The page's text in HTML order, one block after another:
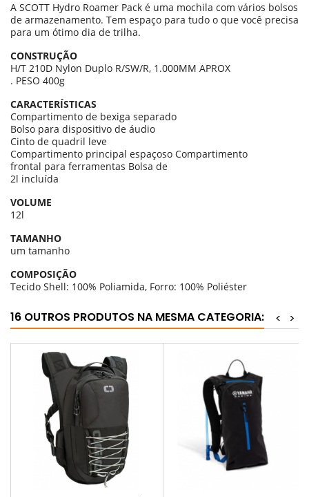
A SCOTT Hydro Roamer Pack é uma mochila com vários bolsos
de armazenamento. Tem espaço para tudo o que você precisa
para um ótimo dia de trilha.
CONSTRUÇÃO
H/T 210D Nylon Duplo R/SW/R, 1.000MM APROX
. PESO 400g
CARACTERÍSTICAS
Compartimento de bexiga separado
Bolso para dispositivo de áudio
Cinto de quadril leve
Compartimento principal espaçoso Compartimento
frontal para ferramentas Bolsa de
2l incluída
VOLUME
12l
TAMANHO
um tamanho
COMPOSIÇÃO
Tecido Shell: 100% Poliamida, Forro: 100% Poliéster
16 OUTROS PRODUTOS NA MESMA CATEGORIA: >
<